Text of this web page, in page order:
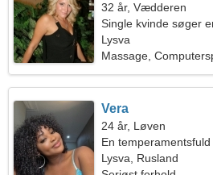
32 år, Vædderen
Single kvinde søger
Lysva
Massage,
Vera
24 år, Løven
En
Lysva, Rusland